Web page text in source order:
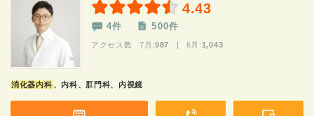
4.43
4件 500件
アクセス数 7月:987 | 6月: 1,043
消化器内科 、内科、肛門科、内視鏡